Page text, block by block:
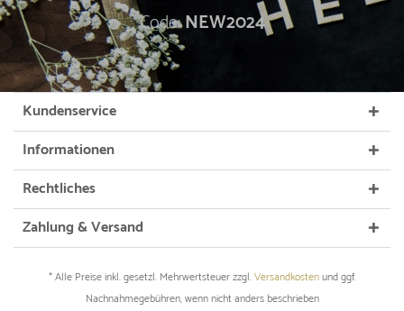
Code:NEW2024
Kundenservice
Informationen
Rechtliches
Zahlung & Versand
* Alle Preise inkl. gesetzl. Mehrwertsteuer zzgl.Versandkostenund ggf.
Nachnahmegebühren, wenn nicht anders beschrieben